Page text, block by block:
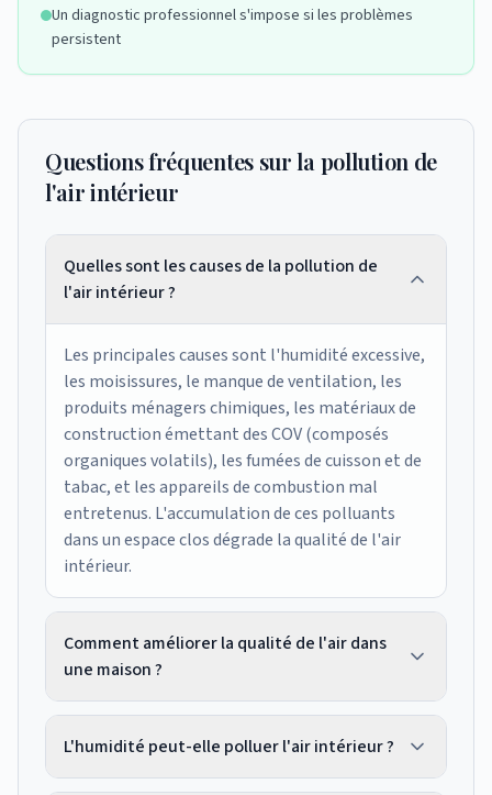
Un diagnostic professionnel s'impose si les problèmes
persistent
Questions fréquentes sur la pollution de
l'air intérieur
Quelles sont les causes de la pollution de
l'air intérieur ?
Les principales causes sont l'humidité excessive,
les moisissures, le manque de ventilation, les
produits ménagers chimiques, les matériaux de
construction émettant des COV (composés
organiques volatils), les fumées de cuisson et de
tabac, et les appareils de combustion mal
entretenus. L'accumulation de ces polluants
dans un espace clos dégrade la qualité de l'air
intérieur.
Comment améliorer la qualité de l'air dans
une maison ?
entretenez votre VMC (nettoyage des bouches
tous les 3 mois), traitez les sources d'humidité,
L'humidité peut-elle polluer l'air intérieur ?